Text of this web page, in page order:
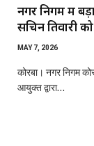
नगर निगम में
सचिन तिवारी
MAY 7, 2026
कोरबा। नगर निगम
आयुक्त द्वारा…